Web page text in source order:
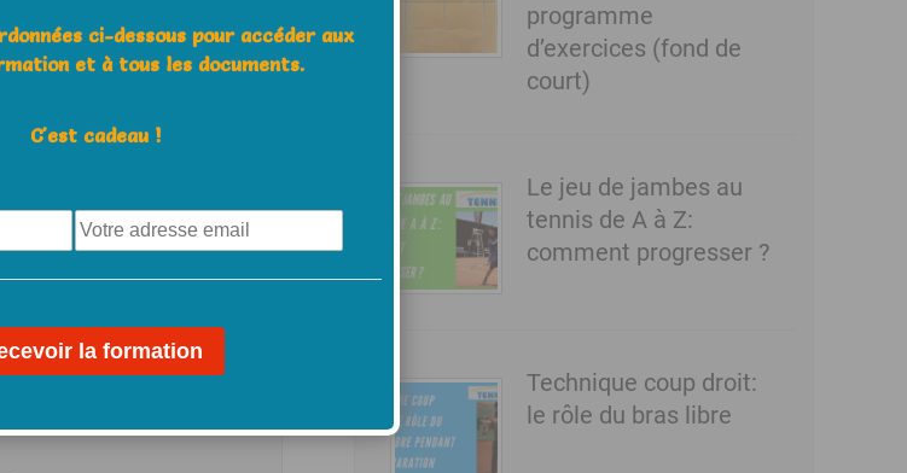
programme
d’exercices (fond de
court)
Le jeu de jambes au
tennis de A à Z:
comment progresser ?
Technique coup droit:
le rôle du bras libre
ci-dessous pour accéder aux
et à tous les documents.
C'est cadeau !